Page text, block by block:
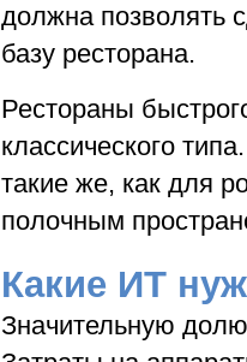
должна позволять
базу ресторана.
Рестораны
классического
такие же, как для
полочным
Какие ИТ
Значительную